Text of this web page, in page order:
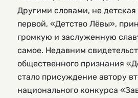
Другими словами, не
первой, «Детство Лёвы»,
громкую и заслуженную
самое. Недавним
общественного признания
стало присуждение автору
национального конкурса